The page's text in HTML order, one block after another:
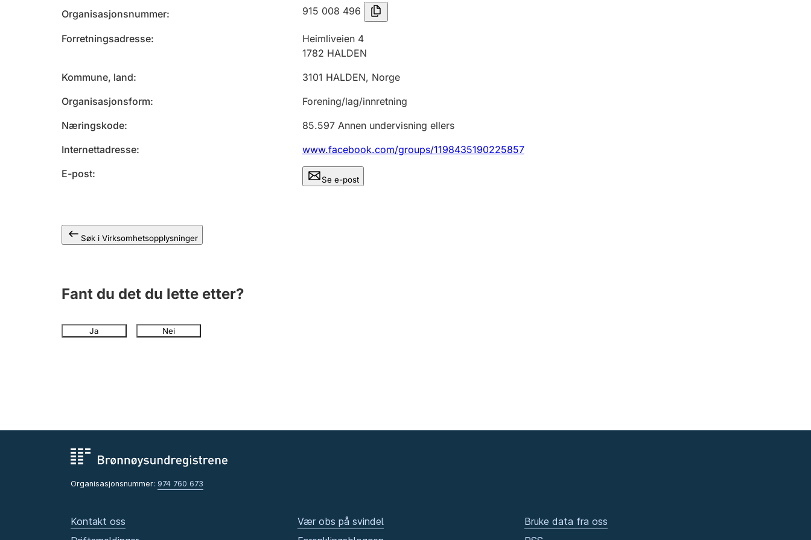
Organisasjonsnummer 915 008 496
Forretningsadresse
Heimliveien 4
1782 HALDEN
Kommune, land
3101 HALDEN, Norge
Organisasjonsform
Forening/lag/innretning
Næringskode
85.597 Annen undervisning ellers
Internettadresse
www.facebook.com/groups/1198435190225857
E-post
Se e-post
Søk i Virksomhetsopplysninger
Fant du det du lette etter?
Ja Nei
Organisasjonsnummer: 974 760 673
Kontakt oss
Vær obs på svindel
Bruke data fra oss